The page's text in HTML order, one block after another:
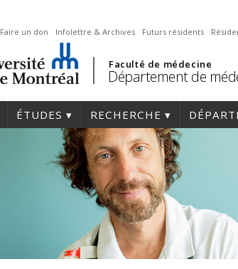
Faire un don Infolettre & Archives Futurs résidents
Faculté de médecine
Département de
ÉTUDES RECHERCHE